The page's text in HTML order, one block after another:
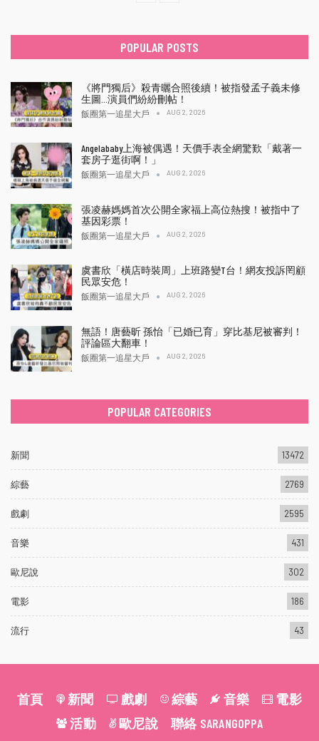
POPULAR POSTS
《將門獨后》殺青曬合照後續！被指發孟子義未修
生圖…演員們紛紛刪帖！
飯圈第一追星大戶 AUG 2, 2026
Angelababy上海被偶遇！天價手表全網驚歎「戴著一
套房子逛街啊！」
飯圈第一追星大戶 AUG 2, 2026
張凌赫媽媽首次公開全家福上高位熱搜！被指中了
基因彩票！
飯圈第一追星大戶 AUG 2, 2026
虞書欣「橫店時裝周」上班路變T台！網友投訴罔顧
民眾安危！
飯圈第一追星大戶 AUG 2, 2026
無語！唐藝昕 孫怡「已婚已育」穿比基尼被審判！
評論區大翻車！
飯圈第一追星大戶 AUG 2, 2026
POPULAR CATEGORIES
新聞 13472
綜藝 2769
戲劇 2595
音樂 431
歐尼說 302
電影 186
流行 43
首頁 新聞 戲劇 綜藝 音樂
電影
活動
歐尼說 聯絡 SARANGOPPA